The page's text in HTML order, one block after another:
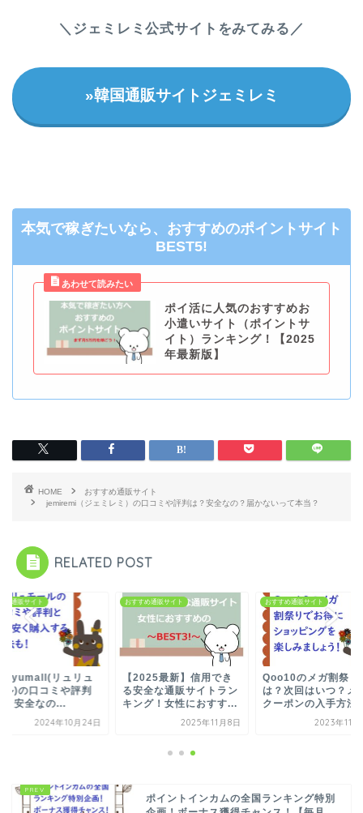
＼ジェミレミ公式サイトをみてみる／
»韓国通販サイトジェミレミ
本気で稼ぎたいなら、おすすめのポイントサイト
BEST5!
ポイ活に人気のおすすめお
小遣いサイト（ポイントサ
イト）ランキング！【2025
年最新版】
HOME
おすすめ通販サイト
jemiremi（ジェミレミ）の口コミや評判は？安全なの？届かないって本当？
RELATED POST
め通販サイト
リュリュ
ル)の口コミや評判
？安全なの...
2024年10月24日
おすすめ通販サイト
【2025最新】信用でき
る安全な通販サイトラン
キング！女性におすす...
2025年11月8日
おすすめ通販サイト
Qoo10のメガ割祭り
は？次回はいつ？メ
クーポンの入手方法
2023年11
ポイントインカムの全国ランキング特別